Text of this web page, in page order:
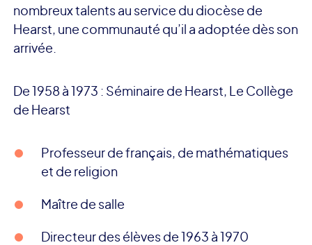
nombreux talents au service du diocèse de
Hearst, une communauté qu’il a adoptée dès son
arrivée.
De 1958 à 1973 : Séminaire de Hearst, Le Collège
de Hearst
Professeur de français, de mathématiques
et de religion
Maître de salle
Directeur des élèves de 1963 à 1970